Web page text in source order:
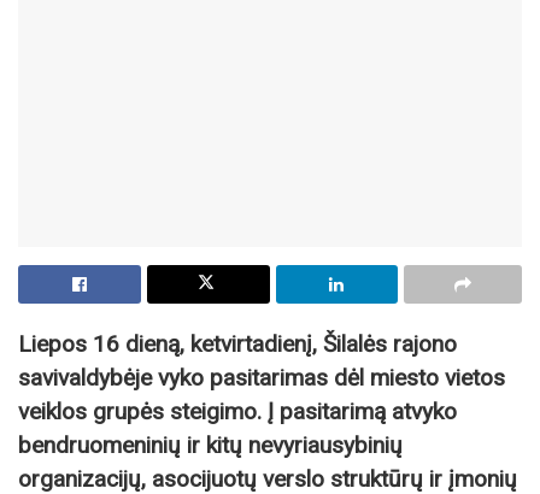
Liepos 16 dieną, ketvirtadienį, Šilalės rajono
savivaldybėje vyko pasitarimas dėl miesto vietos
veiklos grupės steigimo. Į pasitarimą atvyko
bendruomeninių ir kitų nevyriausybinių
organizacijų, asocijuotų verslo struktūrų ir įmonių